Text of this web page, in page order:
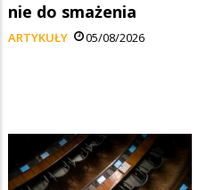
nie do smażenia
ARTYKUŁY 05/08/2026